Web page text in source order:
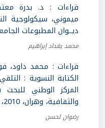
قراءات : د. بدرة
ميموني، سيكولوجية
ديــوان المطبوعات الجامعية،
محمد بغداد إبراهيم
قراءات : محمد داود،
الكتابة النسوية :
المركز الوطني للبحث
والثقافية، وهران، 2010، 544 ص (68 - 71)
رضوان لحسن